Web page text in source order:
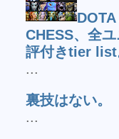
CHESS、全
評付きtier list
...
裏技はない。
...